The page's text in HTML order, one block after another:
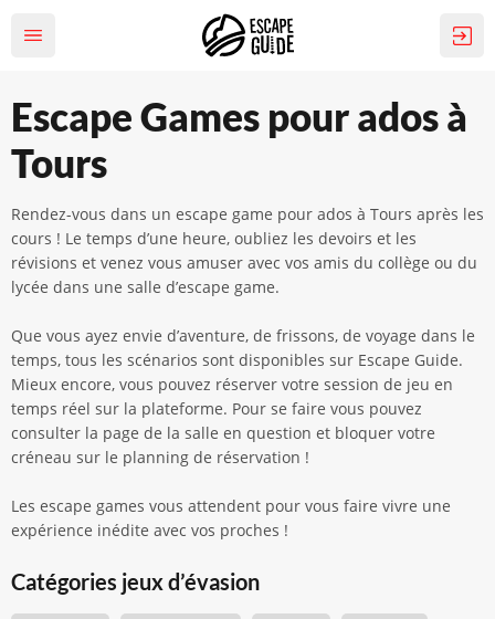
Escape Games pour ados à
Tours
Rendez-vous dans un escape game pour ados à Tours après les
cours ! Le temps d’une heure, oubliez les devoirs et les
révisions et venez vous amuser avec vos amis du collège ou du
lycée dans une salle d’escape game.
Que vous ayez envie d’aventure, de frissons, de voyage dans le
temps, tous les scénarios sont disponibles sur Escape Guide.
Mieux encore, vous pouvez réserver votre session de jeu en
temps réel sur la plateforme. Pour se faire vous pouvez
consulter la page de la salle en question et bloquer votre
créneau sur le planning de réservation !
Les escape games vous attendent pour vous faire vivre une
expérience inédite avec vos proches !
Catégories jeux d’évasion